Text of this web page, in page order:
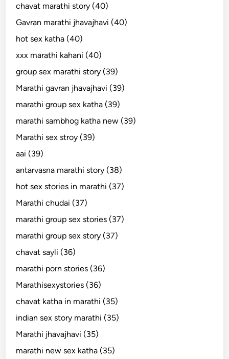
chavat marathi story (40)
Gavran marathi jhavajhavi (40)
hot sex katha (40)
xxx marathi kahani (40)
group sex marathi story (39)
Marathi gavran jhavajhavi (39)
marathi group sex katha (39)
marathi sambhog katha new (39)
Marathi sex stroy (39)
aai (39)
antarvasna marathi story (38)
hot sex stories in marathi (37)
Marathi chudai (37)
marathi group sex stories (37)
marathi group sex story (37)
chavat sayli (36)
marathi porn stories (36)
Marathisexystories (36)
chavat katha in marathi (35)
indian sex story marathi (35)
Marathi jhavajhavi (35)
marathi new sex katha (35)